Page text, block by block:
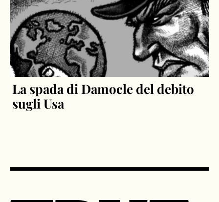
La spada di Damocle del debito
sugli Usa